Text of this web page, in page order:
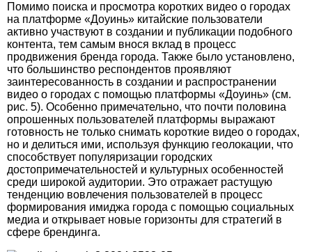
Помимо поиска и просмотра коротких видео о городах
на платформе «Доуинь» китайские пользователи
активно участвуют в создании и публикации подобного
контента, тем самым внося вклад в процесс
продвижения бренда города. Также было установлено,
что большинство респондентов проявляют
заинтересованность в создании и распространении
видео о городах с помощью платформы «Доуинь» (см.
рис. 5). Особенно примечательно, что почти половина
опрошенных пользователей платформы выражают
готовность не только снимать короткие видео о городах,
но и делиться ими, используя функцию гео­локации, что
способствует популяризации городских
достопримечательностей и культурных особенностей
среди широкой аудитории. Это отражает растущую
тенденцию вовлечения пользователей в процесс
формирования имиджа города с помощью социальных
медиа и открывает новые горизонты для стратегий в
сфере брендинга.